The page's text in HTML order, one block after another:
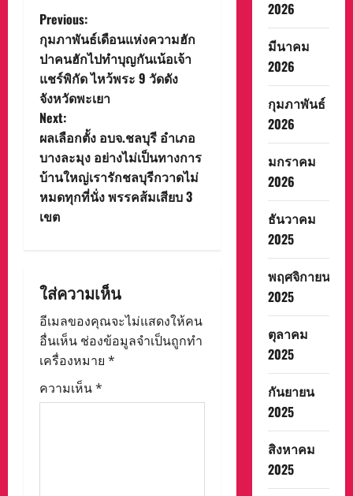
P
o
s
t
n
a
v
g
a
t
i
Previous:
กุมภาพันธ์เดือนแห่งความฮัก
ปาคนฮักไปทำบุญกันเน้อเจ้า
แชร์พิกัด ไหว้พระ 9 วัดดัง
จังหวัดพะเยา
Next:
ผลเลือกตั้ง อบจ.ชลบุรี อำเภอ
บางละมุง อย่างไม่เป็นทางการ
บ้านใหญ่เรารักชลบุรีกวาดไม่
หมดทุกที่นั่ง พรรคส้มเสียบ 3
เขต
ใส่ความเห็น
อีเมลของคุณจะไม่แสดงให้คน
อื่นเห็น ช่องข้อมูลจำเป็นถูกทำ
เครื่องหมาย *
ความเห็น*
2026
มีนาคม
2026
กุมภาพันธ์
2026
มกราคม
2026
ธันวาคม
2025
พฤศจิกายน
2025
ตุลาคม
2025
กันยายน
2025
สิงหาคม
2025